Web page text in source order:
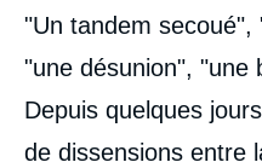
Contenu
médiatique
"Un tandem secoué",
"une désunion", "une
Depuis quelques
de dissensions entre